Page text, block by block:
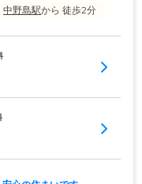
中野島駅から 徒歩2分